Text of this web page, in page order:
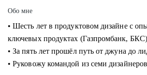
Обо мне
• Шесть лет в продуктовом дизайне с
ключевых продуктах (Газпромбанк, БКС)
• За пять лет прошёл путь от джуна до
• Руковожу командой из семи